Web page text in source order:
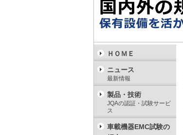
ＨＯＭＥ
ニュース
最新情報
製品・技術
JQAの認証・試験サービ
ス
車載機器EMC試験の